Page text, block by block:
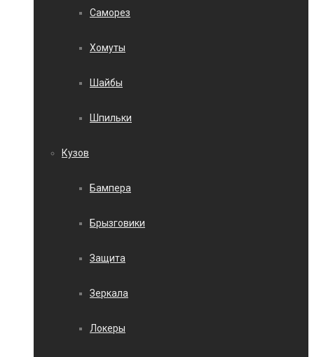
Саморез
Хомуты
Шайбы
Шпильки
Кузов
Бампера
Брызговики
Защита
Зеркала
Локеры